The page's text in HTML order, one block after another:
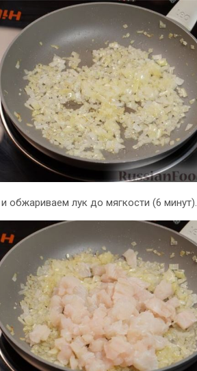
обжариваем лук до мягкости (6 минут).